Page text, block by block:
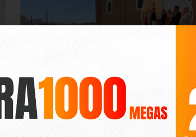
Villamarciel da comienzo a sus
patronales con la misa en honor a